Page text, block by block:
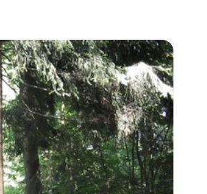
01:44
01:27
01:34
05:00